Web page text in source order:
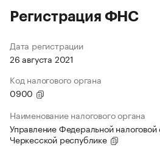
Регистрация ФНС
Дата регистрации
26 августа 2021
Код налогового органа
0900
Наименование налогового органа
Управление Федеральной
Черкесской республике